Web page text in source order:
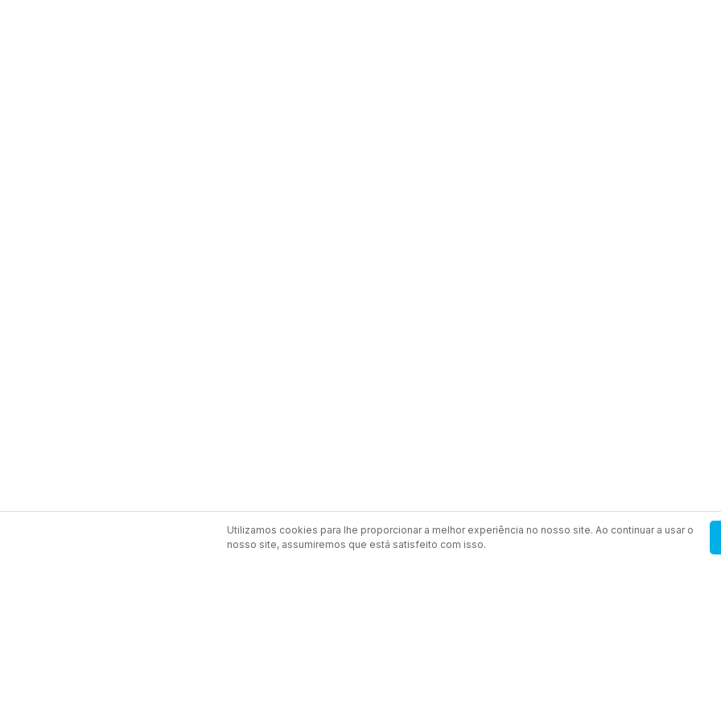
Utilizamos cookies para lhe proporcionar a melhor experiência no nosso site. Ao continuar a usar o
nosso site, assumiremos que está satisfeito com isso.